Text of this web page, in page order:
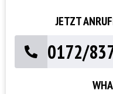
JETZT
0172/